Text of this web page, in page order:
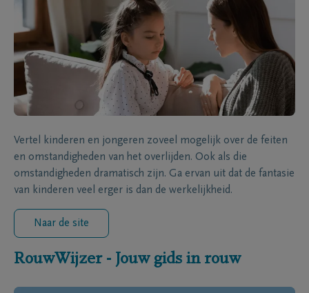
Vertel kinderen en jongeren zoveel mogelijk over de feiten
en omstandigheden van het overlijden. Ook als die
omstandigheden dramatisch zijn. Ga ervan uit dat de fantasie
van kinderen veel erger is dan de werkelijkheid.
Naar de site
RouwWijzer - Jouw gids in rouw